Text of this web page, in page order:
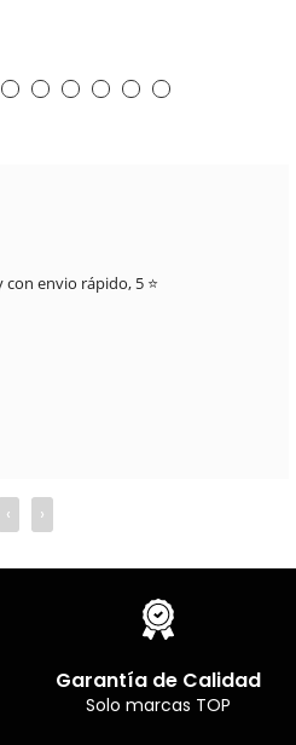
envio rápido, 5 ⭐
‹ ›
Garantía de Calidad
Solo marcas TOP